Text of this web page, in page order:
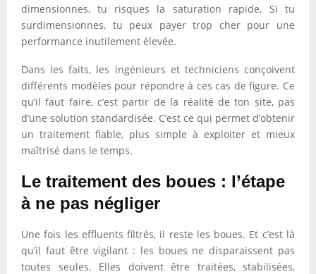
dimensionnes, tu risques la saturation rapide. Si tu
surdimensionnes, tu peux payer trop cher pour une
performance inutilement élevée.
Dans les faits, les ingénieurs et techniciens conçoivent
différents modèles pour répondre à ces cas de figure. Ce
qu’il faut faire, c’est partir de la réalité de ton site, pas
d’une solution standardisée. C’est ce qui permet d’obtenir
un traitement fiable, plus simple à exploiter et mieux
maîtrisé dans le temps.
Le traitement des boues : l’étape
à ne pas négliger
Une fois les effluents filtrés, il reste les boues. Et c’est là
qu’il faut être vigilant : les boues ne disparaissent pas
toutes seules. Elles doivent être traitées, stabilisées,